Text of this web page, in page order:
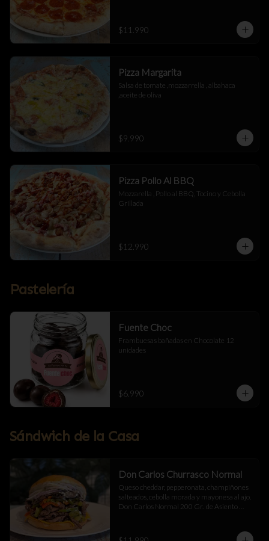
$11.990
Pizza Margarita
Salsa de tomate ,mozzarrella , albahaca
,aceite de oliva
$9.990
Pizza Pollo Al BBQ
Mozzarella , Pollo al BBQ, Tocino y Cebolla
Grillada
$12.990
Pastelería
Fuente Choc
Frambuesas bañadas en Chocolate 12
unidades
$6.990
Sándwich de la Casa
Don Carlos Churrasco Normal
Queso cheddar, pepperonata, champiñones
salteados, cebolla morada y mayonesa al ajo.
Don Carlos Normal 200 Gr.  de Asiento